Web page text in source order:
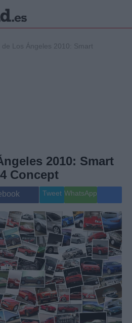
Gente
Musica
de Los Ángeles 2010: Smart
2010: Smart
Concept
Tweet WhatsApp